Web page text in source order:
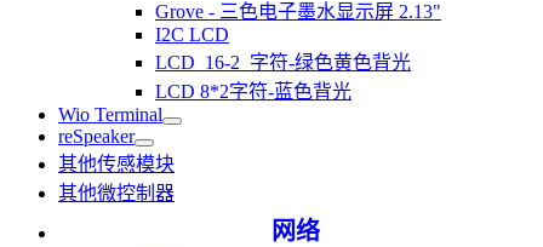
Grove - 三色电子墨水显示屏 2.13"
I2C LCD
LCD_16-2_字符-绿色黄色背光
LCD 8*2字符-蓝色背光
Wio Terminal
reSpeaker
其他传感模块
其他微控制器
网络